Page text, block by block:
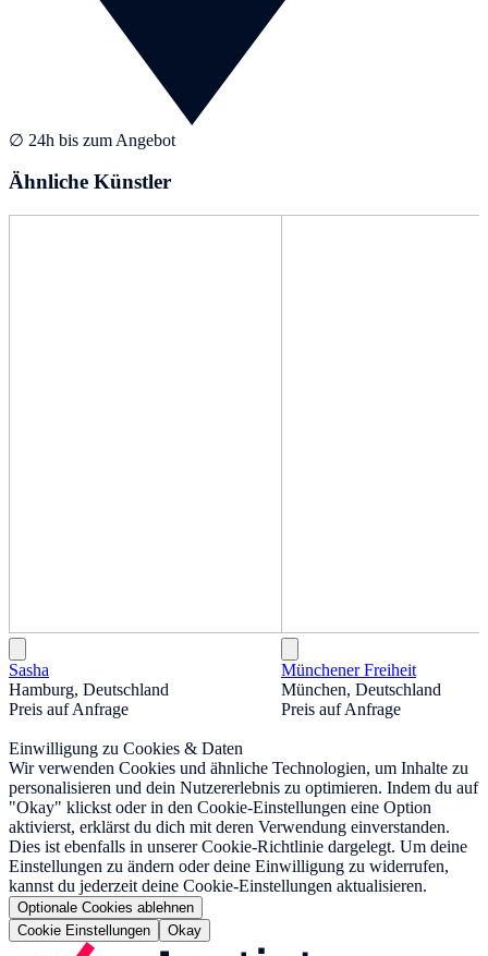
∅ 24h bis zum Angebot
Ähnliche Künstler
Sasha
Hamburg, Deutschland
Preis auf Anfrage
Münchener Freiheit
München, Deutschland
Preis auf Anfrage
Einwilligung zu Cookies & Daten
Wir verwenden Cookies und ähnliche Technologien, um Inhalte zu
personalisieren und dein Nutzererlebnis zu optimieren. Indem du auf
"Okay" klickst oder in den Cookie-Einstellungen eine Option
aktivierst, erklärst du dich mit deren Verwendung einverstanden.
Dies ist ebenfalls in unserer Cookie-Richtlinie dargelegt. Um deine
Einstellungen zu ändern oder deine Einwilligung zu widerrufen,
kannst du jederzeit deine Cookie-Einstellungen aktualisieren.
Optionale Cookies ablehnen
Cookie Einstellungen
Okay